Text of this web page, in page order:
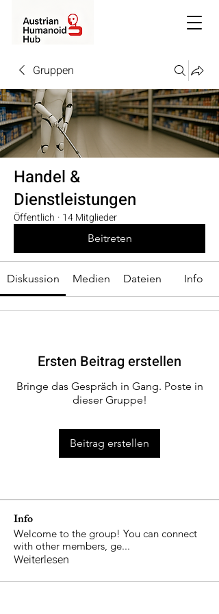
Gruppen
Handel &
Dienstleistungen
Öffentlich · 14 Mitglieder
Beitreten
Diskussion Medien Dateien Info
Ersten Beitrag erstellen
Bringe das Gespräch in Gang. Poste in
dieser Gruppe!
Beitrag erstellen
Info
Welcome to the group! You can connect
with other members, ge...
Weiterlesen